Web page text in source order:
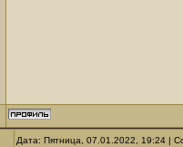
Дата: Пятница, 07.01.2022, 19:24 |